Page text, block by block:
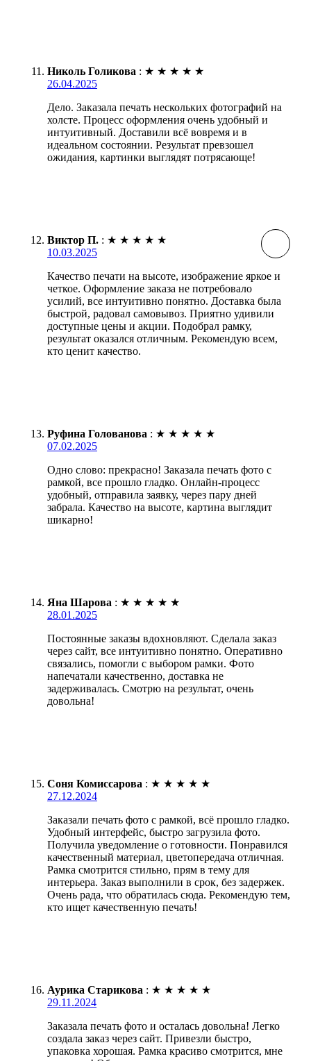
Николь Голикова : ★ ★ ★ ★ ★
26.04.2025
Дело. Заказала печать нескольких фотографий на
холсте. Процесс оформления очень удобный и
интуитивный. Доставили всё вовремя и в
идеальном состоянии. Результат превзошел
ожидания, картинки выглядят потрясающе!
Виктор П. : ★ ★ ★ ★ ★
10.03.2025
Качество печати на высоте, изображение яркое и
четкое. Оформление заказа не потребовало
усилий, все интуитивно понятно. Доставка была
быстрой, радовал самовывоз. Приятно удивили
доступные цены и акции. Подобрал рамку,
результат оказался отличным. Рекомендую всем,
кто ценит качество.
Руфина Голованова : ★ ★ ★ ★ ★
07.02.2025
Одно слово: прекрасно! Заказала печать фото с
рамкой, все прошло гладко. Онлайн-процесс
удобный, отправила заявку, через пару дней
забрала. Качество на высоте, картина выглядит
шикарно!
Яна Шарова : ★ ★ ★ ★ ★
28.01.2025
Постоянные заказы вдохновляют. Сделала заказ
через сайт, все интуитивно понятно. Оперативно
связались, помогли с выбором рамки. Фото
напечатали качественно, доставка не
задерживалась. Смотрю на результат, очень
довольна!
Соня Комиссарова : ★ ★ ★ ★ ★
27.12.2024
Заказали печать фото с рамкой, всё прошло гладко.
Удобный интерфейс, быстро загрузила фото.
Получила уведомление о готовности. Понравился
качественный материал, цветопередача отличная.
Рамка смотрится стильно, прям в тему для
интерьера. Заказ выполнили в срок, без задержек.
Очень рада, что обратилась сюда. Рекомендую тем,
кто ищет качественную печать!
Аурика Старикова : ★ ★ ★ ★ ★
29.11.2024
Заказала печать фото и осталась довольна! Легко
создала заказ через сайт. Привезли быстро,
упаковка хорошая. Рамка красиво смотрится, мне